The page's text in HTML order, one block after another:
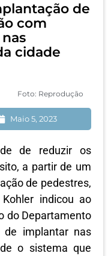
de
com
cidade
Foto: Reprodução
Maio 5, 2023
de reduzir os
a partir de um
de pedestres,
indicou ao
do Departamento
de implantar nas
o sistema que